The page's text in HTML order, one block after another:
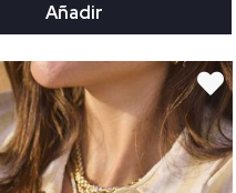
Añadir